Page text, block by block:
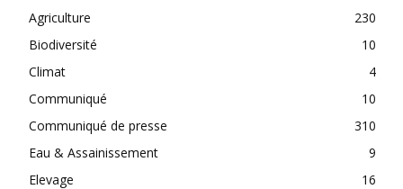
Agriculture
230
Biodiversité
10
Climat
4
Communiqué
10
Communiqué de presse
310
Eau & Assainissement
9
Elevage
16